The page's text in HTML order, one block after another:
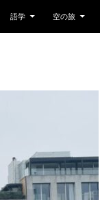
語学 空の旅